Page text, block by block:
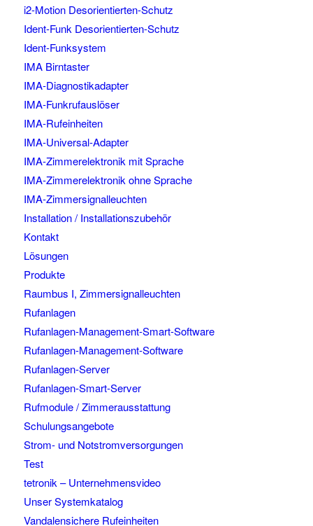
i2-Motion Desorientierten-Schutz
Ident-Funk Desorientierten-Schutz
Ident-Funksystem
IMA Birntaster
IMA-Diagnostikadapter
IMA-Funkrufauslöser
IMA-Rufeinheiten
IMA-Universal-Adapter
IMA-Zimmerelektronik mit Sprache
IMA-Zimmerelektronik ohne Sprache
IMA-Zimmersignalleuchten
Installation / Installationszubehör
Kontakt
Lösungen
Produkte
Raumbus I, Zimmersignalleuchten
Rufanlagen
Rufanlagen-Management-Smart-Software
Rufanlagen-Management-Software
Rufanlagen-Server
Rufanlagen-Smart-Server
Rufmodule / Zimmerausstattung
Schulungsangebote
Strom- und Notstromversorgungen
Test
tetronik – Unternehmensvideo
Unser Systemkatalog
Vandalensichere Rufeinheiten